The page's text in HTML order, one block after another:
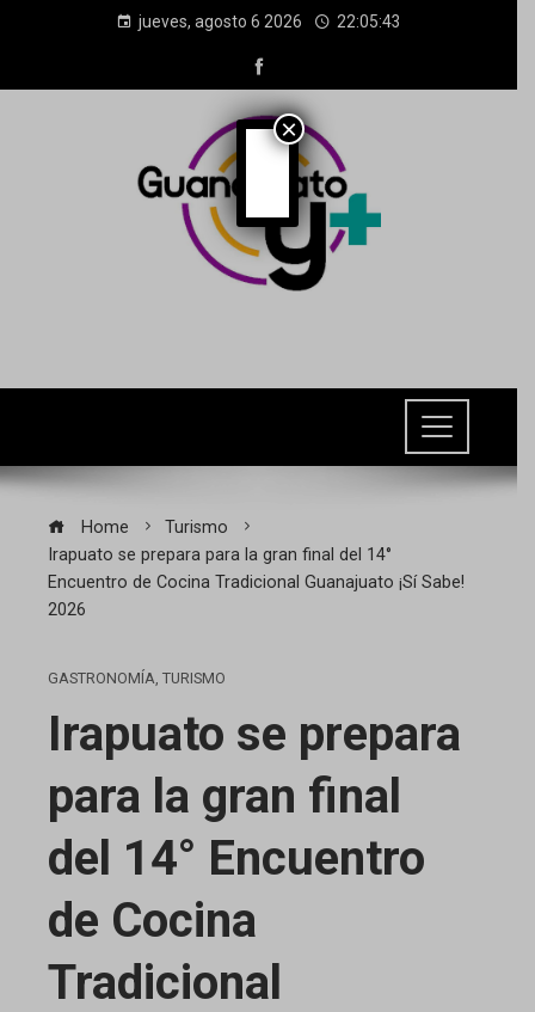
jueves, agosto 6 2026 22:05:44
Home
Turismo
Irapuato se prepara para la gran final del 14°
Encuentro de Cocina Tradicional Guanajuato ¡Sí Sabe!
2026
GASTRONOMÍA TURISMO
Irapuato se prepara
para la gran final
del 14° Encuentro
de Cocina
Tradicional
×